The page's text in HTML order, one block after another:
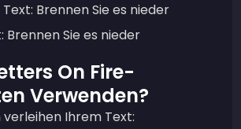
Brennen Sie es nieder
Brennen Sie es nieder
On Fire-
Verwenden?
Ihrem Text: